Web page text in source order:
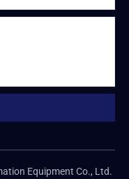
Equipment Co., Ltd.